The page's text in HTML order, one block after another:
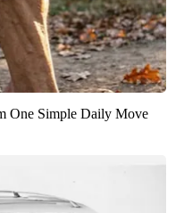
One Simple Daily Move